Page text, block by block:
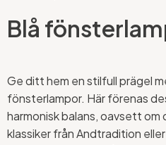
Blå
Ge ditt hem en stilfull prägel
fönsterlampor. Här förenas
harmonisk balans, oavsett
klassiker från Andtradition